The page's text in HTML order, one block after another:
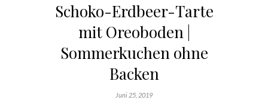
Schoko-Erdbeer-Tarte
mit Oreoboden |
Sommerkuchen ohne
Backen
Juni 25, 2019